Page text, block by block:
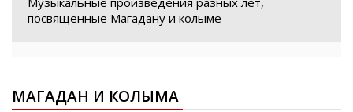
посвященные Магадану и колыме
МАГАДАН И КОЛЫМА